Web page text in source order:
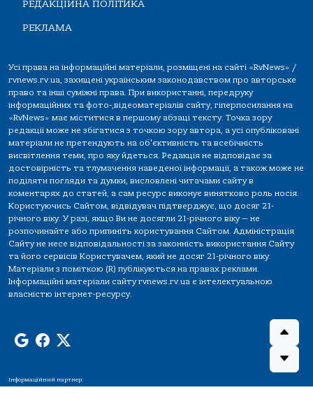
РЕДАКЦІЙНА ПОЛІТИКА
РЕКЛАМА
Усі права на інформаційні матеріали, розміщені на сайті «RvNews» /
rvnews.rv.ua, захищені українським законодавством про авторське
право та інші суміжні права. При використанні, передруку
інформаційних та фото-,відеоматеріалів сайту, гіперпосилання на
«RvNews» має міститися в першому абзаці тексту. Точка зору
редакції може не збігатися з точкою зору автора, а усі опубліковані
матеріали не претендують на об'єктивність та всебічність
висвітлення теми, про яку йдеться. Редакція не відповідає за
достовірність та тлумачення наведеної інформації, а також може не
поділяти погляди та думки, висловлені читачами сайту в
коментарях до статей, а сам ресурс виконує винятково роль носія.
Користуючись Сайтом, відвідувач підтверджує, що досяг 21-
річного віку. У разі, якщо Ви не досягли 21-річного віку — не
розпочинайте або припиніть користування Сайтом. Адміністрація
Сайту не несе відповідальності за законність використання Сайту
та його сервісів Користувачем, який не досяг 21-річного віку.
Матеріали з поміткою (R) публікуються на правах реклами.
Інформаційні матеріали сайту rvnews.rv.ua є інтелектуальною
власністю інтернет-ресурсу.
Інформаційний партнер: